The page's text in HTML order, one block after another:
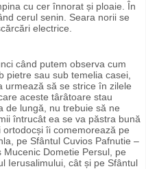
cu cer înnorat și ploaie. În
cerul senin. Seara norii se
electrice.
când putem observa cum
pietre sau sub temelia casei,
urmează să se strice în zilele
aceste târâtoare stau
de lungă, nu trebuie să ne
întrucât ea se va păstra bună
îi comemorează pe
pe Sfântul Cuvios Pafnutie –
Dometie Persul, pe
Ierusalimului, cât și pe Sfântul